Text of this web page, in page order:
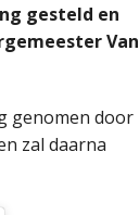
gesteld en
Van
genomen door
zal daarna